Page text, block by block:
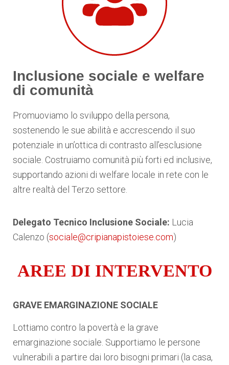
Inclusione sociale e welfare
di comunità
Promuoviamo lo sviluppo della persona,
sostenendo le sue abilità e accrescendo il suo
potenziale in un’ottica di contrasto all’esclusione
sociale. Costruiamo comunità più forti ed inclusive,
supportando azioni di welfare locale in rete con le
altre realtà del Terzo settore.
Delegato Tecnico Inclusione Sociale: Lucia
Calenzo (sociale@cripianapistoiese.com)
AREE DI INTERVENTO
GRAVE EMARGINAZIONE SOCIALE
Lottiamo contro la povertà e la grave
emarginazione sociale. Supportiamo le persone
vulnerabili a partire dai loro bisogni primari (la casa,